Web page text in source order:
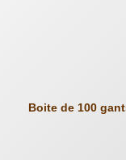
Boite de 100